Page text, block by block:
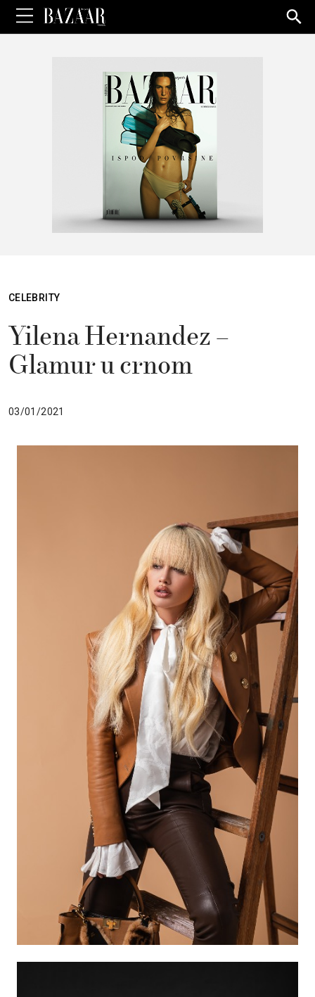
for:
CELEBRITY
Yilena Hernandez –
Glamur u crnom
03/01/2021